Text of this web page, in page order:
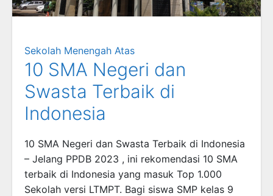
Sekolah Menengah Atas
10 SMA Negeri dan
Swasta Terbaik di
Indonesia
10 SMA Negeri dan Swasta Terbaik di Indonesia
– Jelang PPDB 2023 , ini rekomendasi 10 SMA
terbaik di Indonesia yang masuk Top 1.000
Sekolah versi LTMPT. Bagi siswa SMP kelas 9